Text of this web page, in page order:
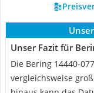
Unser Fazit für
Die Bering 14440-
vergleichsweise